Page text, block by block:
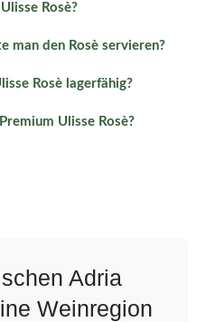
Rosè?
man den Rosè servieren?
Rosè lagerfähig?
Ulisse Rosè?
Adria
Weinregion